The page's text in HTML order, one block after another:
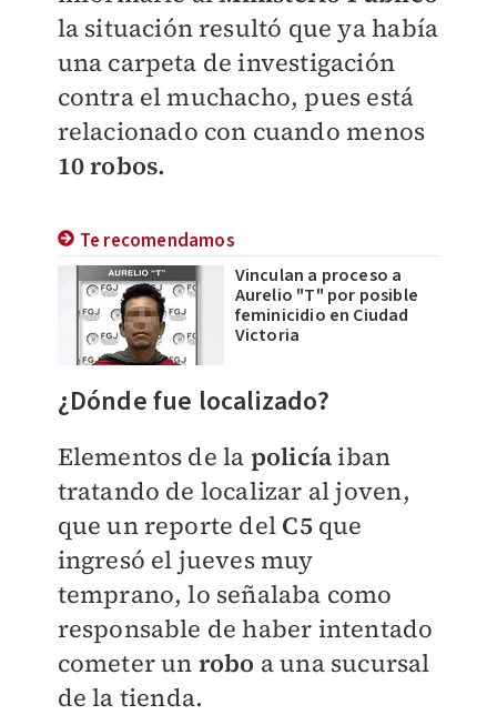
la situación resultó que ya había
una carpeta de investigación
contra el muchacho, pues está
relacionado con cuando menos
10 robos.
Te recomendamos
Vinculan a proceso a
Aurelio "T" por posible
feminicidio en Ciudad
Victoria
¿Dónde fue localizado?
Elementos de la policíaiban
tratando de localizar al joven,
que un reporte del C5 que
ingresó el jueves muy
temprano, lo señalaba como
responsable de haber intentado
cometer un robo a una sucursal
de la tienda.